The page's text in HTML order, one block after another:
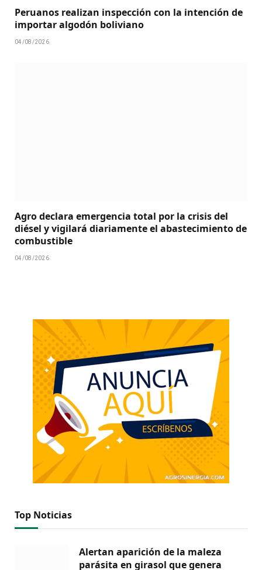
Peruanos realizan inspección con la intención de
importar algodón boliviano
04/08/2026
Agro declara emergencia total por la crisis del
diésel y vigilará diariamente el abastecimiento de
combustible
04/08/2026
Top Noticias
Alertan aparición de la maleza
parásita en girasol que genera